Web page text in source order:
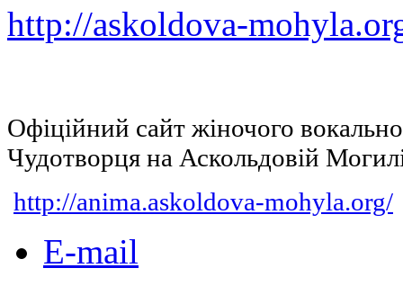
http://askoldova-
Офіційний сайт жіночого
Чудотворця на Аскольдовій
http://anima.askoldova-mohyla.org/
E-mail